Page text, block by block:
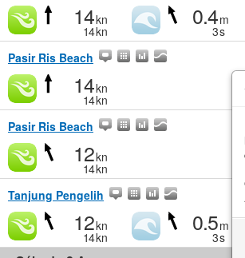
14kn
14kn
0.4m
3s
Pasir Ris Beach
14kn
14kn
Pasir Ris Beach
12kn
14kn
Tanjung Pengelih
12kn
14kn
0.5m
3s